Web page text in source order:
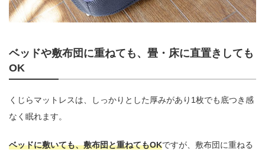
ベッドや敷布団に重ねても、畳・床に直置きしても
OK
くじらマットレスは、しっかりとした厚みがあり1枚でも底つき感
なく眠れます。
ベッドに敷いても、敷布団と重ねてもOKですが、敷布団に重ねる